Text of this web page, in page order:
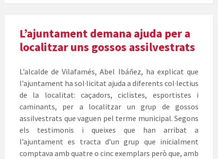
L’ajuntament demana ajuda per a
localitzar uns gossos assilvestrats
L’alcalde de Vilafamés, Abel Ibáñez, ha explicat que
l’ajuntament ha sol·licitat ajuda a diferents col·lectius
de la localitat: caçadors, ciclistes, esportistes i
caminants, per a localitzar un grup de gossos
assilvestrats que vaguen pel terme municipal. Segons
els testimonis i queixes que han arribat a
l’ajuntament es tracta d’un grup que inicialment
comptava amb quatre o cinc exemplars però que, amb